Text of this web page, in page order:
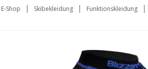
E-Shop Skibekleidung Funktionskleidung